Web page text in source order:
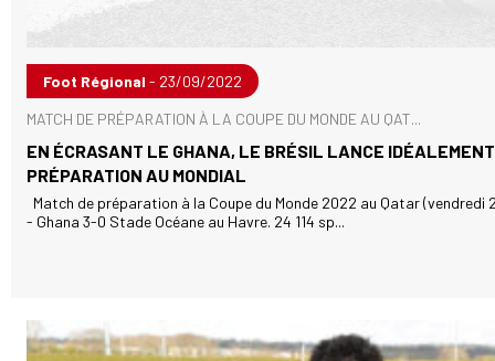
Foot Régional - 23/09/2022
MATCH DE PRÉPARATION À LA COUPE DU MONDE AU QAT...
EN ÉCRASANT LE GHANA, LE BRÉSIL LANCE
PRÉPARATION AU MONDIAL
Match de préparation à la Coupe du Monde 2022 au Qatar (vendredi
- Ghana 3-0 Stade Océane au Havre. 24 114 sp...